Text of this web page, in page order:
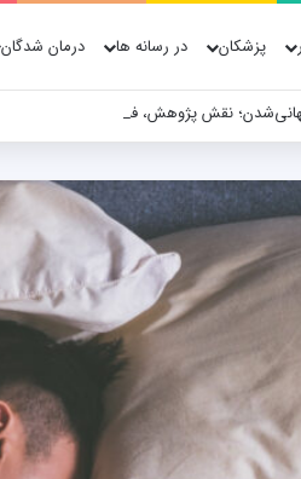
پزشکان در رسانه ها درمان شدگان
نقش پژوهش، فناوری و شواهد علمی